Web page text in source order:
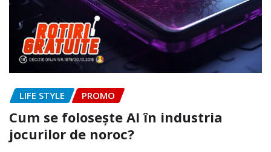
LIFE STYLE PROMO
Cum se folosește AI în industria
jocurilor de noroc?